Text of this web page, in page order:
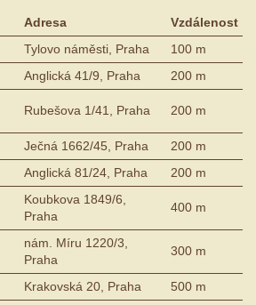
Adresa
Vzdálenost
Tylovo náměsti, Praha
100 m
Anglická 41/9, Praha
200 m
Rubešova 1/41, Praha 200 m
Ječná 1662/45, Praha
200 m
Anglická 81/24, Praha 200 m
Koubkova 1849/6,
Praha
400 m
nám. Míru 1220/3,
Praha
300 m
Krakovská 20, Praha 500 m